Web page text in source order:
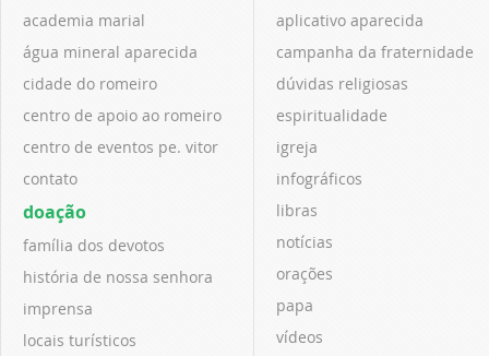
academia marial
água mineral aparecida
cidade do romeiro
centro de apoio ao romeiro
centro de eventos pe. vitor
contato
doação
família dos devotos
história de nossa senhora
imprensa
locais turísticos
aplicativo aparecida
campanha da fraternidade
dúvidas religiosas
espiritualidade
igreja
infográficos
libras
notícias
orações
papa
vídeos